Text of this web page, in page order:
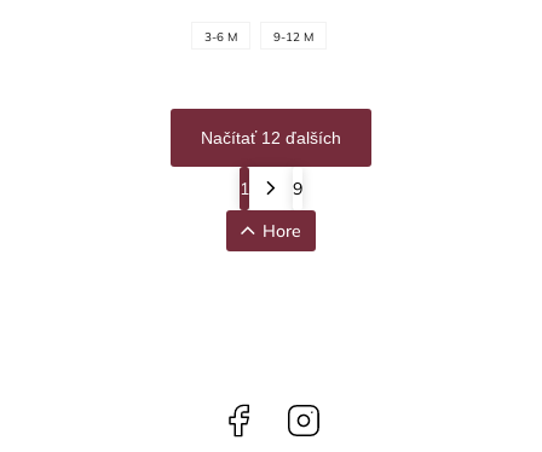
3-6 M 9-12 M
Načítať 12 ďalších
1
9
Hore
Facebook